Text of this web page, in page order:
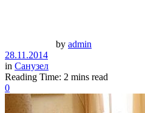
by admin
28.11.2014
in Санузел
Reading Time: 2 mins read
0